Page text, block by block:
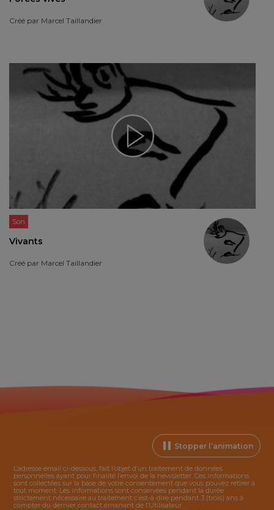
Créé par Marcel Taillandier
Son
Vivants
Créé par Marcel Taillandier
Stopper l’animation
L’adresse email ci-dessous, fait l’objet d’un traitement de données
personnelles ayant pour finalité l’envoi de la newsletter. Ces informations
sont collectées sur la base de votre consentement que vous pouvez retirer à
tout moment. Les informations sont conservées pendant la durée
strictement nécessaire au traitement c’est-à-dire pendant 3 (trois) ans à
compter du dernier contact émanant de l’Utilisateur.